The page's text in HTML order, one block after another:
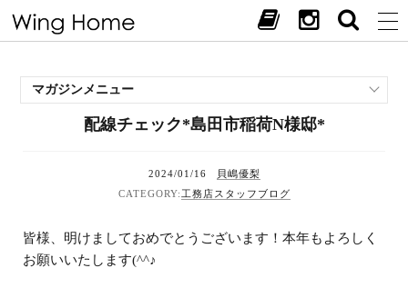
マガジンメニュー
施工事例
見学会・イベント
オススメの土地
配線チェック*島田市稲荷N様邸*
2024/01/16
貝嶋優梨
工務店スタッフブログ
皆様、明けましておめでとうございます！本年もよろしく
お願いいたします(^^♪